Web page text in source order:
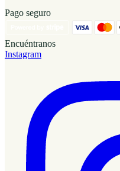
Pago seguro
Encuéntranos
Instagram